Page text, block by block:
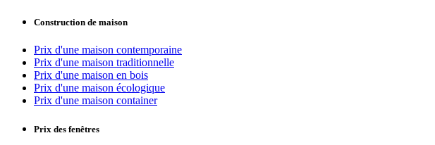
Construction de maison
Prix d'une maison contemporaine
Prix d'une maison traditionnelle
Prix d'une maison en bois
Prix d'une maison écologique
Prix d'une maison container
Prix des fenêtres